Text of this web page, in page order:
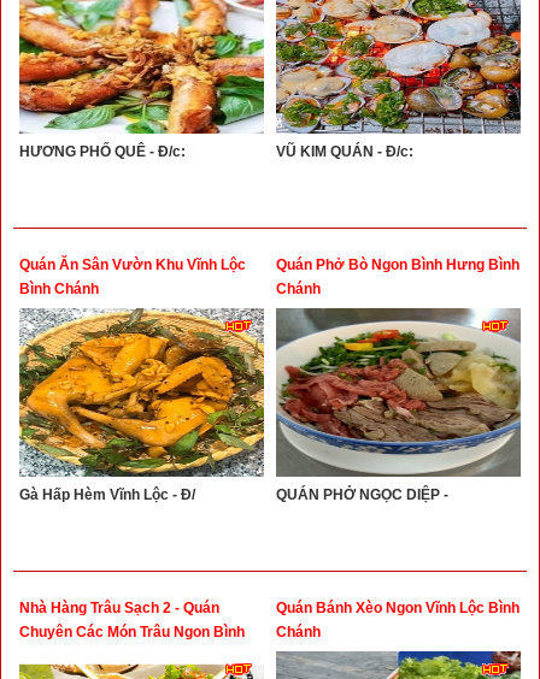
HƯƠNG PHỐ QUÊ - Đ/c: VŨ KIM QUÁN - Đ/c:
Quán Ăn Sân Vườn Khu Vĩnh Lộc
Bình Chánh
Gà Hấp Hèm Vĩnh Lộc - Đ/
Quán Phở Bò Ngon Bình Hưng Bình
Chánh
QUÁN PHỞ NGỌC DIỆP -
Nhà Hàng Trâu Sạch 2 - Quán
Chuyên Các Món Trâu Ngon Bình
Quán Bánh Xèo Ngon Vĩnh Lộc Bình
Chánh